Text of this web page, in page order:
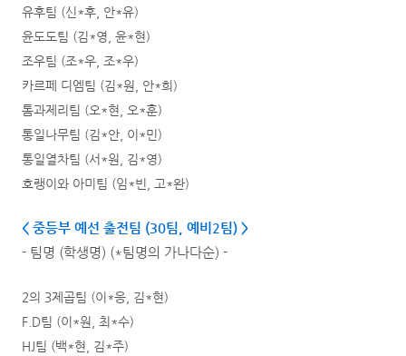
유후팀 (신*후, 안*유)
윤도도팀 (김*영, 윤*현)
조우팀 (조*우, 조*우)
카르페 디엠팀 (김*원, 안*희)
톰과제리팀 (오*현, 오*훈)
통일나무팀 (김*안, 이*민)
통일열차팀 (서*원, 김*영)
호랭이와 아미팀 (임*빈, 고*완)
< 중등부 예선 출전팀 (30팀, 예비2팀) >
- 팀명 (학생명) (*팀명의 가나다순) -
2의 3제곱팀 (이*응, 김*현)
F.D팀 (이*원, 최*수)
HJ팀 (백*현, 김*주)